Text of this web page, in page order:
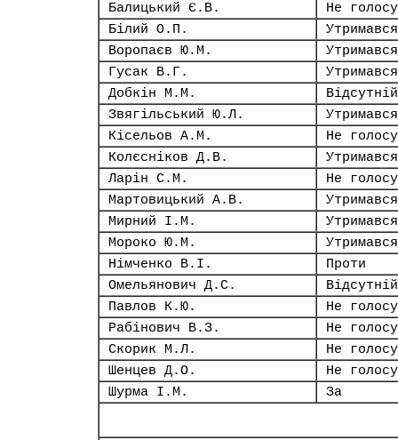
Балицький Є.В.
Не
Білий О.П.
Утримався
Воропаєв Ю.М.
Утримався
Гусак В.Г.
Утримався
Добкін М.М.
Відсутній
Звягільський Ю.Л.
Утримався
Кісельов А.М.
Не
Колєсніков Д.В.
Утримався
Ларін С.М.
Не
Мартовицький А.В.
Утримався
Мирний І.М.
Утримався
Мороко Ю.М.
Утримався
Німченко В.І.
Проти
Омельянович Д.С.
Відсутній
Павлов К.Ю.
Не
Рабінович В.З.
Не
Скорик М.Л.
Не
Шенцев Д.О.
Не
Шурма І.М.
За